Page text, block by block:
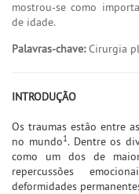
mostrou-se como
de idade.
Palavras-chave:Cirurgia
INTRODUÇÃO
Os traumas estão entre
no mundo1. Dentre os
como um dos de
repercussões
deformidades